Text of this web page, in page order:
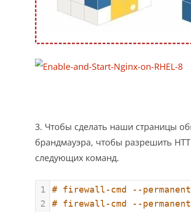
3. Чтобы сделать наши страницы
брандмауэра, чтобы разрешить
следующих команд.
1
# firewall-cmd --
2
# firewall-cmd --